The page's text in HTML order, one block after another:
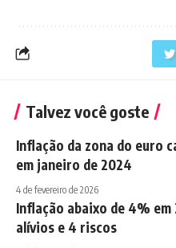
Talvez você goste
Inflação da zona do euro
em janeiro de 2024
4 de fevereiro de 2026
Inflação abaixo de 4% em
alívios e 4 riscos